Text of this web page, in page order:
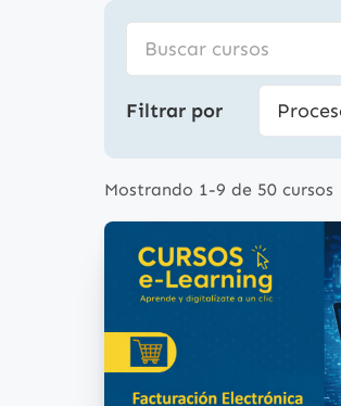
Filtrar por
Mostrando 1-9 de 50 cursos